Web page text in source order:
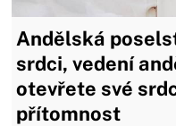
Andělská
srdci, vedení
otevřete své
přítomnost